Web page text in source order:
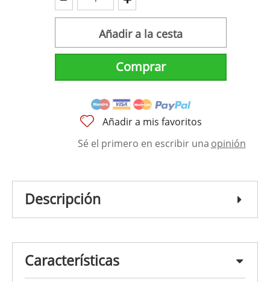
Añadir a la cesta
Comprar
Añadir a mis favoritos
Sé el primero en escribir una opinión
Descripción
Características